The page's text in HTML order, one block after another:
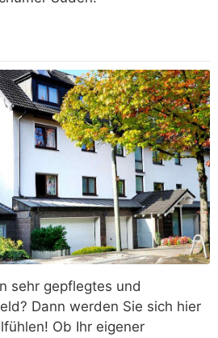
sehr gepflegtes und
Dann werden Sie sich hier
Ob Ihr eigener